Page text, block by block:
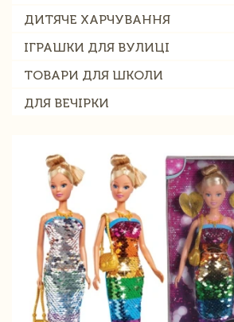
ДИТЯЧЕ ХАРЧУВАННЯ
ІГРАШКИ ДЛЯ ВУЛИЦІ
ТОВАРИ ДЛЯ ШКОЛИ
ДЛЯ ВЕЧІРКИ